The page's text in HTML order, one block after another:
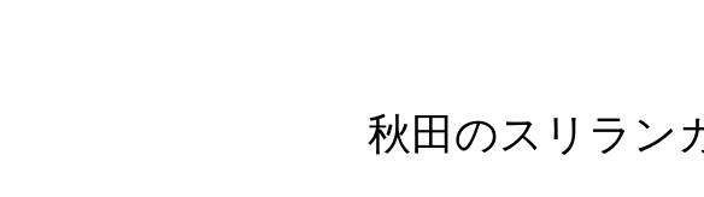
秋田のスリラン